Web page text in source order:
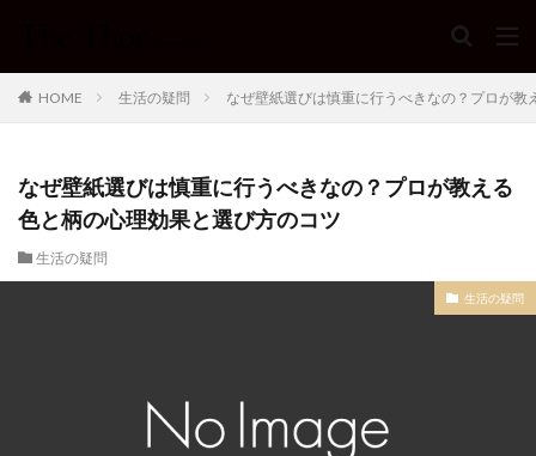
HOME 生活の疑問 なぜ壁紙選びは慎重に行うべきなの？プロが
なぜ壁紙選びは慎重に行うべきなの？プロが教える
色と柄の心理効果と選び方のコツ
生活の疑問
生活の疑問